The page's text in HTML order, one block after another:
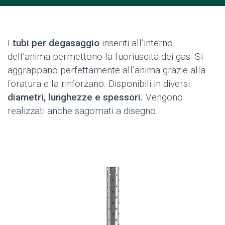
I tubi per degasaggio inseriti all’interno
dell’anima permettono la fuoriuscita dei gas. Si
aggrappano perfettamente all’anima grazie alla
foratura e la rinforzano. Disponibili in diversi
diametri, lunghezze e spessori. Vengono
realizzati anche sagomati a disegno.